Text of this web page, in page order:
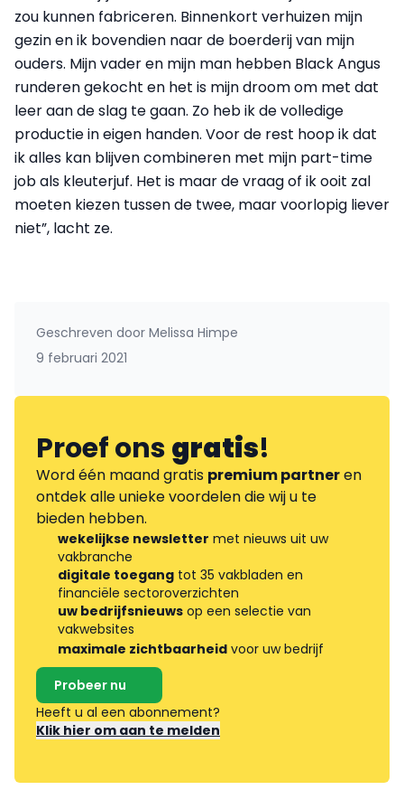
zou kunnen fabriceren. Binnenkort verhuizen mijn
gezin en ik bovendien naar de boerderij van mijn
ouders. Mijn vader en mijn man hebben Black Angus
runderen gekocht en het is mijn droom om met dat
leer aan de slag te gaan. Zo heb ik de volledige
productie in eigen handen. Voor de rest hoop ik dat
ik alles kan blijven combineren met mijn part-time
job als kleuterjuf. Het is maar de vraag of ik ooit zal
moeten kiezen tussen de twee, maar voorlopig liever
niet”, lacht ze.
Geschreven door Melissa Himpe
9 februari 2021
Proef onsgratis!
Word één maand gratis premium partneren
ontdek alle unieke voordelen die wij u te
bieden hebben.
wekelijkse newsletter met nieuws uit uw
vakbranche
digitale toegang tot 35 vakbladen en
financiële sectoroverzichten
uw bedrijfsnieuws op een selectie van
vakwebsites
maximale zichtbaarheid voor uw bedrijf
Probeer nu
Heeft u al een abonnement?
Klik hier om aan te melden